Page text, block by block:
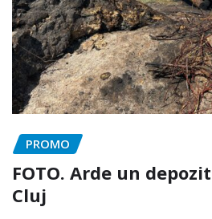
PROMO
FOTO. Arde un
Cluj